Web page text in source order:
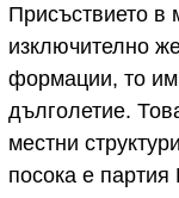
Присъствието в
изключително
формации, то
дълголетие.
местни
посока е